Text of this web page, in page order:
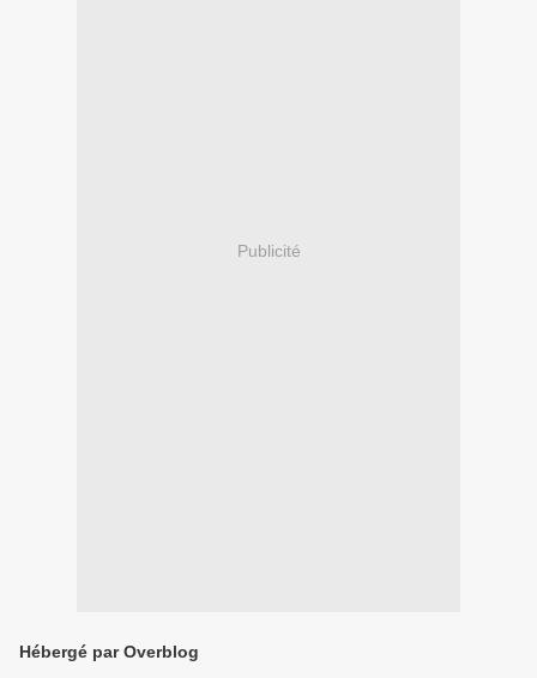
Publicité
Hébergé par Overblog